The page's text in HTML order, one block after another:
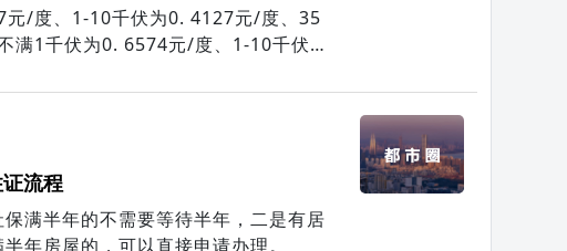
/度、1-10千伏为0. 4127元/度、35
满1千伏为0. 6574元/度、1-10千伏为
流程
满半年的不需要等待半年，二是有居
年房屋的，可以直接申请办理。